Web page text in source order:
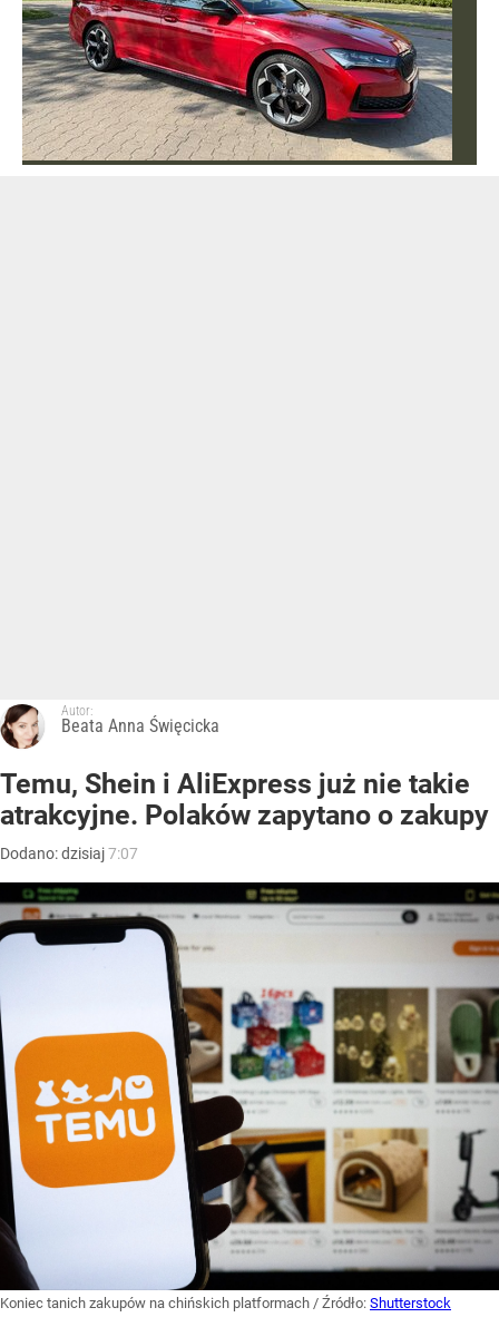
Autor:
Beata Anna Święcicka
Temu, Shein i AliExpress już nie takie
atrakcyjne. Polaków zapytano o zakupy
Dodano:dzisiaj7:07
Koniec tanich zakupów na chińskich platformach / Źródło: Shutterstock